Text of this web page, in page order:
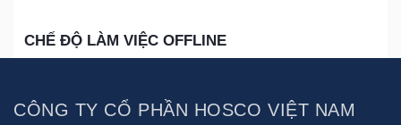
CHẾ ĐỘ LÀM VIỆC OFFLINE
CÔNG TY CỔ PHẦN HOSCO VIỆT NAM